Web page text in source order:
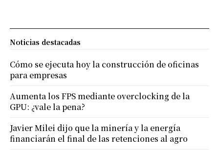
Noticias destacadas
Cómo se ejecuta hoy la construcción de oficinas
para empresas
Aumenta los FPS mediante overclocking de la
GPU: ¿vale la pena?
Javier Milei dijo que la minería y la energía
financiarán el final de las retenciones al agro